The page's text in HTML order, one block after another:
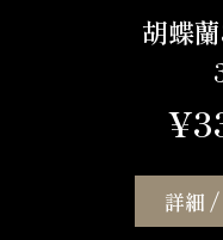
胡蝶
詳細 /